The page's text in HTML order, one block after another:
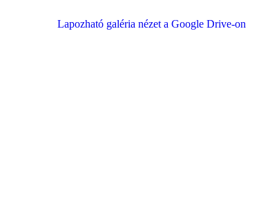
Lapozható galéria nézet a Google Drive-on